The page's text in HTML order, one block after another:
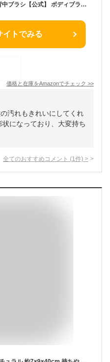
【120万本の極細毛】脱ブツブツ背中ブラシ【公式】 ボディブラシ 改良版 お風呂 シャワー | Coneflake
イトでみる
価格と在庫をAmazonでチェック >>
汚れもきれいにしてくれ
になっており、大変持ち
全てのおすすめコメント (1 件) >